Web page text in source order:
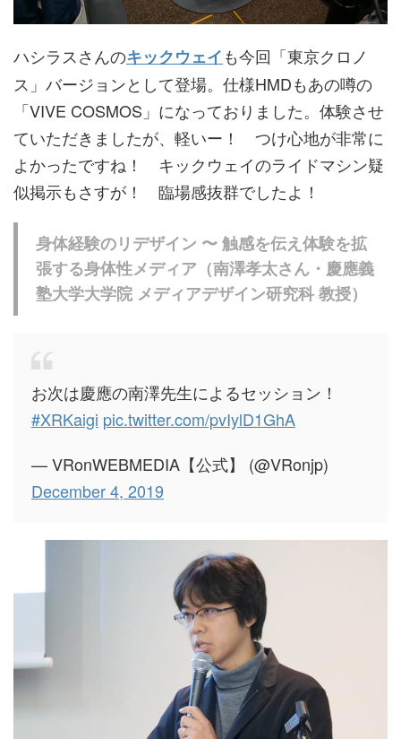
ハシラスさんのキックウェイも今回「東京クロノ
ス」バージョンとして登場。仕様HMDもあの噂の
「VIVE COSMOS」になっておりました。体験させ
ていただきましたが、軽いー！ つけ心地が非常に
よかったですね！ キックウェイのライドマシン疑
似掲示もさすが！ 臨場感抜群でしたよ！
身体経験のリデザイン 〜 触感を伝え体験を拡
張する身体性メディア（南澤孝太さん・慶應義
塾大学大学院 メディアデザイン研究科 教授）
お次は慶應の南澤先生によるセッション！
#XRKaigi pic.twitter.com/pvIylD1GhA
— VRonWEBMEDIA【公式】 (@VRonjp)
December 4, 2019